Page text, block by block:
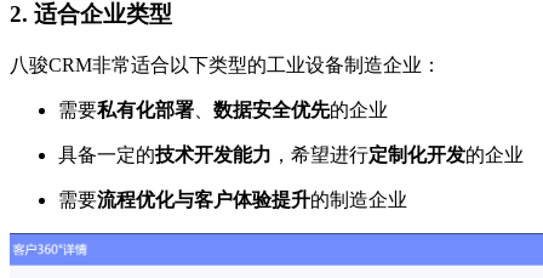
2. 适合企业类型
八骏CRM非常适合以下类型的工业设备制造企业：
需要私有化部署 数据安全优先的企业
具备一定的技术开发能力 ，希望进行定制化开发的企业
需要流程优化与客户体验提升的制造企业